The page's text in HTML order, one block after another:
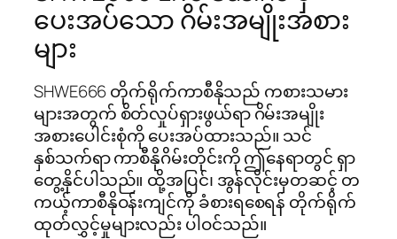
ပေးအပ်သော ဂိမ်းအမျိုးအစား
များ
SHWE666 တိုက်ရိုက်ကာစီနိုသည် ကစားသမား
များအတွက် စိတ်လှုပ်ရှားဖွယ်ရာ ဂိမ်းအမျိုး
အစားပေါင်းစုံကို ပေးအပ်ထားသည်။ သင်
နှစ်သက်ရာ ကာစီနိုဂိမ်းတိုင်းကို ဤနေရာတွင် ရှာ
တွေ့နိုင်ပါသည်။ ထို့အပြင်၊ အွန်လိုင်းမှတဆင့် တ
ကယ့်ကာစီနိုဝန်းကျင်ကို ခံစားရစေရန် တိုက်ရိုက်
ထုတ်လွှင့်မှုများလည်း ပါဝင်သည်။